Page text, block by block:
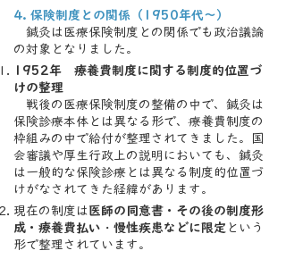
4. 保険制度との関係（1950年代〜）
鍼灸は医療保険制度との関係でも政治議論
の対象となりました。
1952年 療養費制度に関する制度的位置づ
けの整理
戦後の医療保険制度の整備の中で、鍼灸は
保険診療本体とは異なる形で、療養費制度の
枠組みの中で給付が整理されてきました。国
会審議や厚生行政上の説明においても、鍼灸
は一般的な保険診療とは異なる制度的位置づ
けがなされてきた経緯があります。
現在の制度は医師の同意書・ その後の制度形
成・ 療養費払い ・ 慢性疾患などに限定 という
形で整理されています。